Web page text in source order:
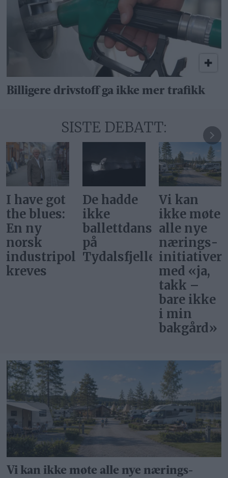
Billigere drivstoff ga ikke mer trafikk
SISTE DEBATT:
De hadde
ikke
ballettdansere
på
Tydalsfjellet
Vi kan
ikke møte
alle nye
nærings­
initiativer
Svar på
«Gi alle
barn en
rettferdig
start»
Vi kan ikke møte alle nye nærings­